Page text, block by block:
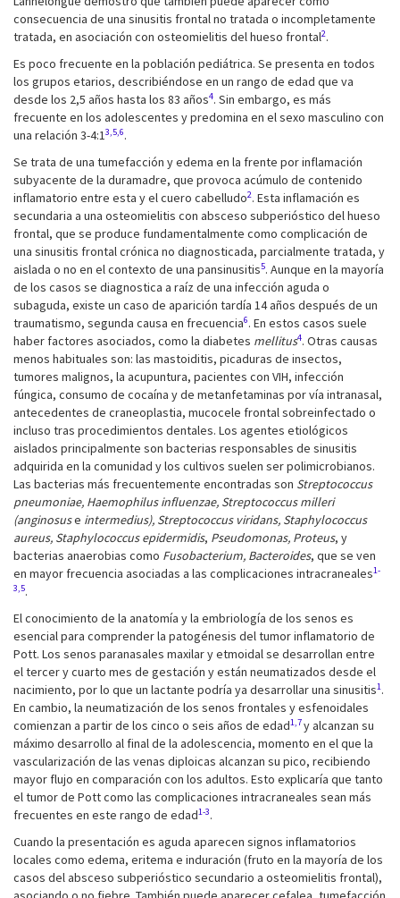
consecuencia de una sinusitis frontal no tratada o incompletamente
tratada, en asociación con osteomielitis del hueso frontal2.
Es poco frecuente en la población pediátrica. Se presenta en todos
los grupos etarios, describiéndose en un rango de edad que va
desde los 2,5 años hasta los 83 años4. Sin embargo, es más
frecuente en los adolescentes y predomina en el sexo masculino con
una relación 3-4:13,5,6.
Se trata de una tumefacción y edema en la frente por inflamación
subyacente de la duramadre, que provoca acúmulo de contenido
inflamatorio entre esta y el cuero cabelludo2. Esta inflamación es
secundaria a una osteomielitis con absceso subperióstico del hueso
frontal, que se produce fundamentalmente como complicación de
una sinusitis frontal crónica no diagnosticada, parcialmente tratada, y
aislada o no en el contexto de una pansinusitis5. Aunque en la mayoría
de los casos se diagnostica a raíz de una infección aguda o
subaguda, existe un caso de aparición tardía 14 años después de un
traumatismo, segunda causa en frecuencia6. En estos casos suele
haber factores asociados, como la diabetes mellitus4. Otras causas
menos habituales son: las mastoiditis, picaduras de insectos,
tumores malignos, la acupuntura, pacientes con VIH, infección
fúngica, consumo de cocaína y de metanfetaminas por vía intranasal,
antecedentes de craneoplastia, mucocele frontal sobreinfectado o
incluso tras procedimientos dentales. Los agentes etiológicos
aislados principalmente son bacterias responsables de sinusitis
adquirida en la comunidad y los cultivos suelen ser polimicrobianos.
Las bacterias más frecuentemente encontradas son Streptococcus
pneumoniae, Haemophilus influenzae, Streptococcus milleri
(anginosuse intermedius), Streptococcus viridans, Staphylococcus
aureus, Staphylococcus epidermidis, Pseudomonas, Proteus, y
bacterias anaerobias como Fusobacterium, Bacteroides, que se ven
en mayor frecuencia asociadas a las complicaciones intracraneales1-
3,5.
El conocimiento de la anatomía y la embriología de los senos es
esencial para comprender la patogénesis del tumor inflamatorio de
Pott. Los senos paranasales maxilar y etmoidal se desarrollan entre
el tercer y cuarto mes de gestación y están neumatizados desde el
nacimiento, por lo que un lactante podría ya desarrollar una sinusitis1.
En cambio, la neumatización de los senos frontales y esfenoidales
comienzan a partir de los cinco o seis años de edad1,7y alcanzan su
máximo desarrollo al final de la adolescencia, momento en el que la
vascularización de las venas diploicas alcanzan su pico, recibiendo
mayor flujo en comparación con los adultos. Esto explicaría que tanto
el tumor de Pott como las complicaciones intracraneales sean más
frecuentes en este rango de edad1-3.
Cuando la presentación es aguda aparecen signos inflamatorios
locales como edema, eritema e induración (fruto en la mayoría de los
casos del absceso subperióstico secundario a osteomielitis frontal),